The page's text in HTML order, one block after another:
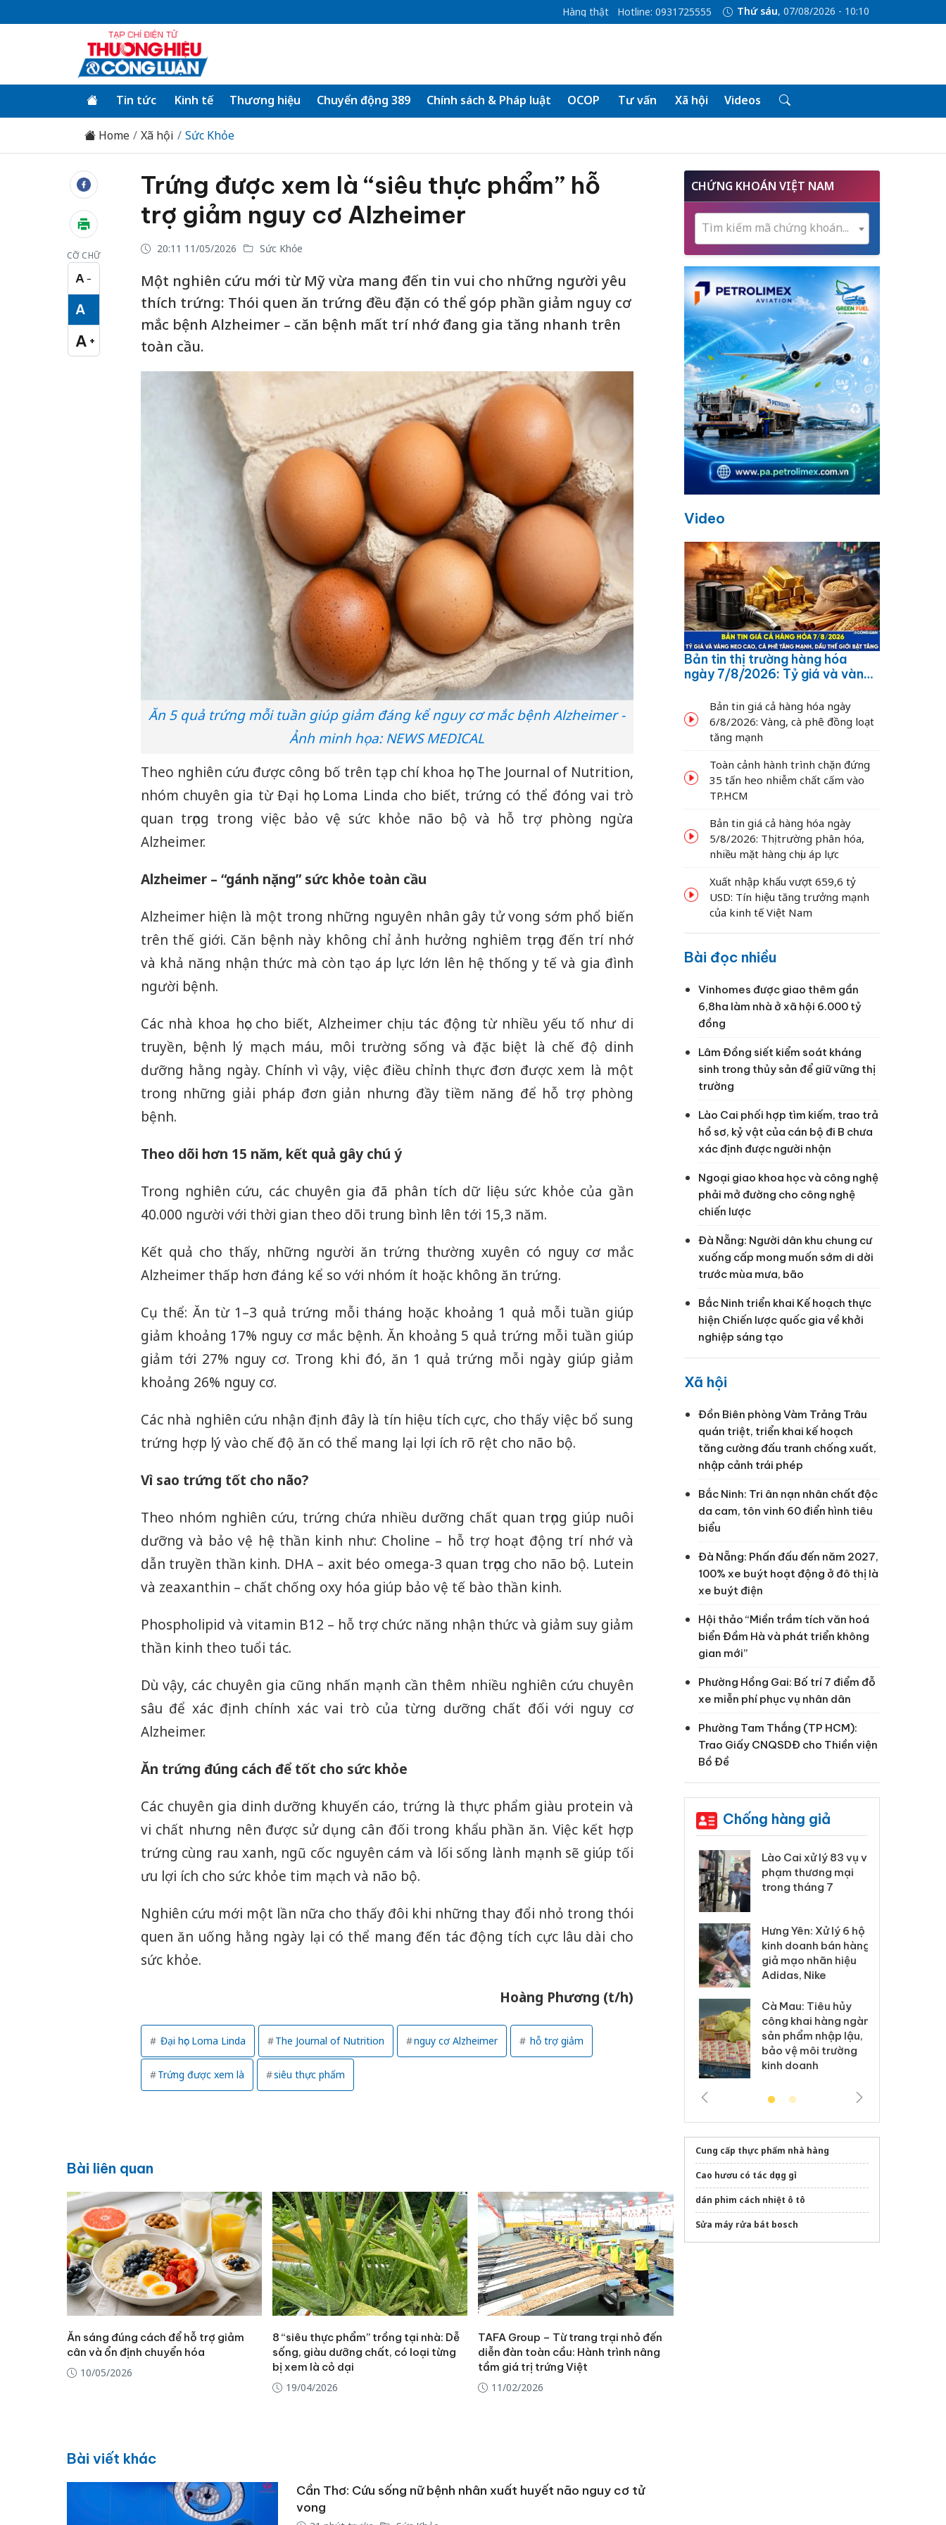
Hàng thật Hotline: 0931725555 Thứ sáu, 07/08/2026 - 10:10
Tin tức Kinh tế Thương hiệu Chuyển động 389 Chính sách & Pháp luật OCOP Tư vấn Xã hội Videos
Home Xã hội Sức Khỏe
CỠ CHỮ
A −
Cỡ chữ nhỏ
A
Cỡ chữ vừa
A +
Cỡ chữ lớn
Trứng được xem là “siêu thực phẩm” hỗ
trợ giảm nguy cơ Alzheimer
20:11 11/05/2026 Sức Khỏe
Một nghiên cứu mới từ Mỹ vừa mang đến tin vui cho những người yêu
thích trứng: Thói quen ăn trứng đều đặn có thể góp phần giảm nguy cơ
mắc bệnh Alzheimer – căn bệnh mất trí nhớ đang gia tăng nhanh trên
toàn cầu.
Ăn 5 quả trứng mỗi tuần giúp giảm đáng kể nguy cơ mắc bệnh Alzheimer -
Ảnh minh họa: NEWS MEDICAL
Theo nghiên cứu được công bố trên tạp chí khoa học The Journal of Nutrition,
nhóm chuyên gia từ Đại học Loma Linda cho biết, trứng có thể đóng vai trò
quan trọng trong việc bảo vệ sức khỏe não bộ và hỗ trợ phòng ngừa
Alzheimer.
Alzheimer – “gánh nặng” sức khỏe toàn cầu
Alzheimer hiện là một trong những nguyên nhân gây tử vong sớm phổ biến
trên thế giới. Căn bệnh này không chỉ ảnh hưởng nghiêm trọng đến trí nhớ
và khả năng nhận thức mà còn tạo áp lực lớn lên hệ thống y tế và gia đình
người bệnh.
Các nhà khoa học cho biết, Alzheimer chịu tác động từ nhiều yếu tố như di
truyền, bệnh lý mạch máu, môi trường sống và đặc biệt là chế độ dinh
dưỡng hằng ngày. Chính vì vậy, việc điều chỉnh thực đơn được xem là một
trong những giải pháp đơn giản nhưng đầy tiềm năng để hỗ trợ phòng
bệnh.
Theo dõi hơn 15 năm, kết quả gây chú ý
Trong nghiên cứu, các chuyên gia đã phân tích dữ liệu sức khỏe của gần
40.000 người với thời gian theo dõi trung bình lên tới 15,3 năm.
Kết quả cho thấy, những người ăn trứng thường xuyên có nguy cơ mắc
Alzheimer thấp hơn đáng kể so với nhóm ít hoặc không ăn trứng.
Cụ thể: Ăn từ 1–3 quả trứng mỗi tháng hoặc khoảng 1 quả mỗi tuần giúp
giảm khoảng 17% nguy cơ mắc bệnh. Ăn khoảng 5 quả trứng mỗi tuần giúp
giảm tới 27% nguy cơ. Trong khi đó, ăn 1 quả trứng mỗi ngày giúp giảm
khoảng 26% nguy cơ.
Các nhà nghiên cứu nhận định đây là tín hiệu tích cực, cho thấy việc bổ sung
trứng hợp lý vào chế độ ăn có thể mang lại lợi ích rõ rệt cho não bộ.
Vì sao trứng tốt cho não?
Theo nhóm nghiên cứu, trứng chứa nhiều dưỡng chất quan trọng giúp nuôi
dưỡng và bảo vệ hệ thần kinh như: Choline – hỗ trợ hoạt động trí nhớ và
dẫn truyền thần kinh. DHA – axit béo omega-3 quan trọng cho não bộ. Lutein
và zeaxanthin – chất chống oxy hóa giúp bảo vệ tế bào thần kinh.
Phospholipid và vitamin B12 – hỗ trợ chức năng nhận thức và giảm suy giảm
thần kinh theo tuổi tác.
Dù vậy, các chuyên gia cũng nhấn mạnh cần thêm nhiều nghiên cứu chuyên
sâu để xác định chính xác vai trò của từng dưỡng chất đối với nguy cơ
Alzheimer.
Ăn trứng đúng cách để tốt cho sức khỏe
Các chuyên gia dinh dưỡng khuyến cáo, trứng là thực phẩm giàu protein và
vi chất nhưng nên được sử dụng cân đối trong khẩu phần ăn. Việc kết hợp
trứng cùng rau xanh, ngũ cốc nguyên cám và lối sống lành mạnh sẽ giúp tối
ưu lợi ích cho sức khỏe tim mạch và não bộ.
Nghiên cứu mới một lần nữa cho thấy đôi khi những thay đổi nhỏ trong thói
quen ăn uống hằng ngày lại có thể mang đến tác động tích cực lâu dài cho
sức khỏe.
Hoàng Phương (t/h)
Đại học Loma Linda The Journal of Nutrition nguy cơ Alzheimer hỗ trợ giảm
Trứng được xem là siêu thực phẩm
Bài liên quan
Ăn sáng đúng cách để hỗ trợ giảm
cân và ổn định chuyển hóa
10/05/2026
8 “siêu thực phẩm” trồng tại nhà: Dễ
sống, giàu dưỡng chất, có loại từng
bị xem là cỏ dại
19/04/2026
TAFA Group – Từ trang trại nhỏ đến
diễn đàn toàn cầu: Hành trình nâng
tầm giá trị trứng Việt
11/02/2026
Bài viết khác
Cần Thơ: Cứu sống nữ bệnh nhân xuất huyết não nguy cơ tử
vong
CHỨNG KHOÁN VIỆT NAM
Tìm kiếm mã chứng khoán...
Video
Bản tin thị trường hàng hóa
ngày 7/8/2026: Tỷ giá và vàng
dầu thế giới bật tăng
Bản tin giá cả hàng hóa ngày
6/8/2026: Vàng, cà phê đồng loạt
tăng mạnh
Toàn cảnh hành trình chặn đứng
35 tấn heo nhiễm chất cấm vào
TP.HCM
Bản tin giá cả hàng hóa ngày
5/8/2026: Thị trường phân hóa,
nhiều mặt hàng chịu áp lực
Xuất nhập khẩu vượt 659,6 tỷ
USD: Tín hiệu tăng trưởng mạnh
của kinh tế Việt Nam
Bài đọc nhiều
Vinhomes được giao thêm gần
6,8ha làm nhà ở xã hội 6.000 tỷ
đồng
Lâm Đồng siết kiểm soát kháng
sinh trong thủy sản để giữ vững thị
trường
Lào Cai phối hợp tìm kiếm, trao trả
hồ sơ, kỷ vật của cán bộ đi B chưa
xác định được người nhận
Ngoại giao khoa học và công nghệ
phải mở đường cho công nghệ
chiến lược
Đà Nẵng: Người dân khu chung cư
xuống cấp mong muốn sớm di dời
trước mùa mưa, bão
Bắc Ninh triển khai Kế hoạch thực
hiện Chiến lược quốc gia về khởi
nghiệp sáng tạo
Xã hội
Đồn Biên phòng Vàm Trảng Trâu
quán triệt, triển khai kế hoạch
tăng cường đấu tranh chống xuất,
nhập cảnh trái phép
Bắc Ninh: Tri ân nạn nhân chất độc
da cam, tôn vinh 60 điển hình tiêu
biểu
Đà Nẵng: Phấn đấu đến năm 2027,
100% xe buýt hoạt động ở đô thị là
xe buýt điện
Hội thảo “Miền trầm tích văn hoá
biển Đầm Hà và phát triển không
gian mới”
Phường Hồng Gai: Bố trí 7 điểm đỗ
xe miễn phí phục vụ nhân dân
Phường Tam Thắng (TP HCM):
Trao Giấy CNQSDĐ cho Thiền viện
Bồ Đề
Chống hàng giả
Công an Thanh Hóa
Thanh Hóa: Tìm bị
An Giang: Đối tượng
chủ mưu đường dây
Quốc ra đầu thú
Lào Cai xử lý 83 vụ vi
phạm thương mại
trong tháng 7
Hưng Yên: Xử lý 6 hộ
kinh doanh bán hàng
giả mạo nhãn hiệu
Adidas, Nike
Cà Mau: Tiêu hủy
công khai hàng ngàn
sản phẩm nhập lậu,
bảo vệ môi trường
kinh doanh
Cung cấp thực phẩm nhà hàng
Cao hươu có tác dụng gì
dán phim cách nhiệt ô tô
Sửa máy rửa bát bosch